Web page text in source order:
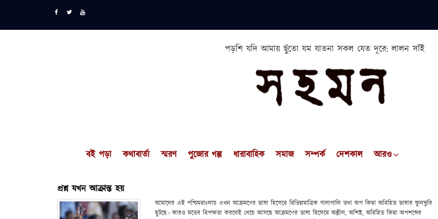
পড়শি যদি আমায় ছুঁতো যম যাতনা সকল যেত দূরে: লালন সাঁই
বই পড়া কথাবার্তা স্মরণ পুজোর গল্প ধারাবাহিক সমাজ সম্পর্ক দেশকাল আরও
প্রশ্ন যখন আক্রান্ত হয়
আমাদের এই পশ্চিমবাংলায় এখন আক্রমণের ভাষা হিসেবে বিভিন্নমাত্রিক গালাগালি তথা অপ কিম্বা অবিহিত ভাষার ফুলঝুরি
ছুটছে। কারও মতের বিপক্ষতা করলেই ধেয়ে আসছে আক্রমণের ভাষা হিসেবে অশ্লীল, অশিষ্ট, অবিহিত কিম্বা অপশব্দের